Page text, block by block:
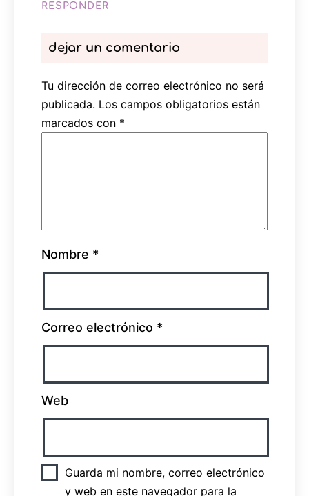
RESPONDER
dejar un comentario
Tu dirección de correo electrónico no será
publicada. Los campos obligatorios están
marcados con *
Nombre *
Correo electrónico *
Web
Guarda mi nombre, correo electrónico
y web en este navegador para la